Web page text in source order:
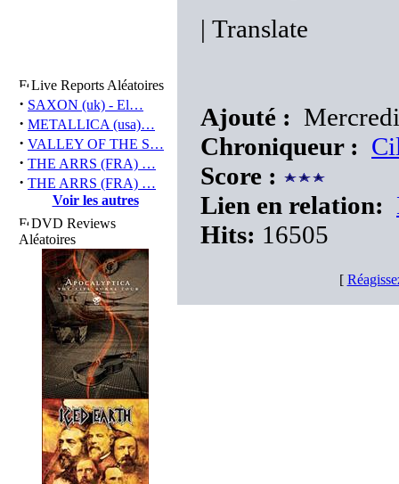
Live Reports Aléatoires
· SAXON (uk) - El…
· METALLICA (usa)…
· VALLEY OF THE S…
· THE ARRS (FRA) …
· THE ARRS (FRA) …
Voir les autres
DVD Reviews
Aléatoires
| Translate
Ajouté :
Chroniqueur :
Score :
Lien en relation:
Hits: 16505
[